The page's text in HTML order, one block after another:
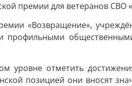
премии для ветеранов СВО
«Возвращение»,
профильными
отметить
позицией они вносят